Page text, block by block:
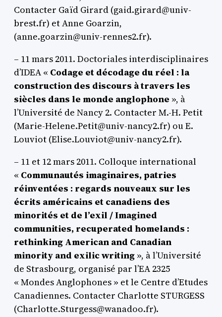
Contacter Gaïd Girard (gaid.girard@univ-
brest.fr) et Anne Goarzin,
(anne.goarzin@univ-rennes2.fr).
– 11 mars 2011. Doctoriales interdisciplinaires
d’IDEA « Codage et décodage du réel : la
construction des discours à travers les
siècles dans le monde anglophone », à
l’Université de Nancy 2. Contacter M.-H. Petit
(Marie-Helene.Petit@univ-nancy2.fr) ou E.
Louviot (Elise.Louviot@univ-nancy2.fr).
– 11 et 12 mars 2011. Colloque international
« Communautés imaginaires, patries
réinventées : regards nouveaux sur les
écrits américains et canadiens des
minorités et de l’exil / Imagined
communities, recuperated homelands :
rethinking American and Canadian
minority and exilic writing », à l’Université
de Strasbourg, organisé par l’EA 2325
« Mondes Anglophones » et le Centre d’Etudes
Canadiennes. Contacter Charlotte STURGESS
(Charlotte.Sturgess@wanadoo.fr).